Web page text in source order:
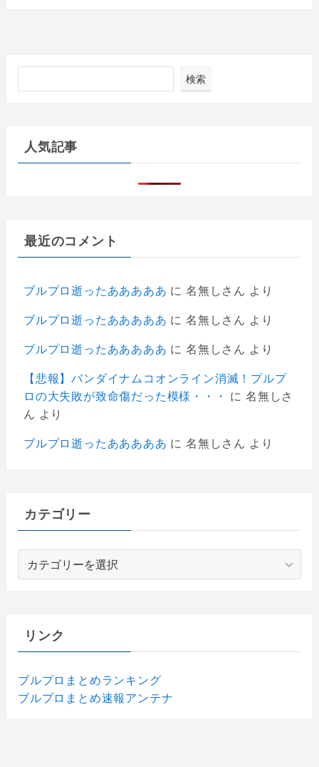
検索
人気記事
最近のコメント
ブルプロ逝ったあああああ に 名無しさん より
ブルプロ逝ったあああああ に 名無しさん より
ブルプロ逝ったあああああ に 名無しさん より
【悲報】バンダイナムコオンライン消滅！プルプ
ロの大失敗が致命傷だった模様・・・
に 名無しさ
ん より
ブルプロ逝ったあああああ に 名無しさん より
カテゴリー
ーリンク
ブルプロまとめランキング
ブルプロまとめ速報アンテナ